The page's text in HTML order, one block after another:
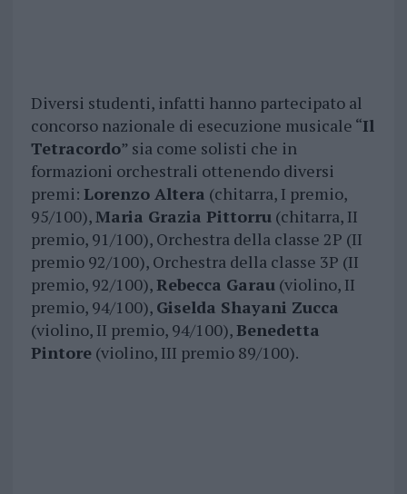
Diversi studenti, infatti hanno partecipato al
concorso nazionale di esecuzione musicale “Il
Tetracordo” sia come solisti che in
formazioni orchestrali ottenendo diversi
premi: Lorenzo Altera (chitarra, I premio,
95/100),Maria Grazia Pittorru(chitarra, II
premio, 91/100), Orchestra della classe 2P (II
premio 92/100), Orchestra della classe 3P (II
premio, 92/100),Rebecca Garau(violino, II
premio, 94/100), Giselda Shayani Zucca
(violino, II premio, 94/100),Benedetta
Pintore(violino, III premio 89/100).